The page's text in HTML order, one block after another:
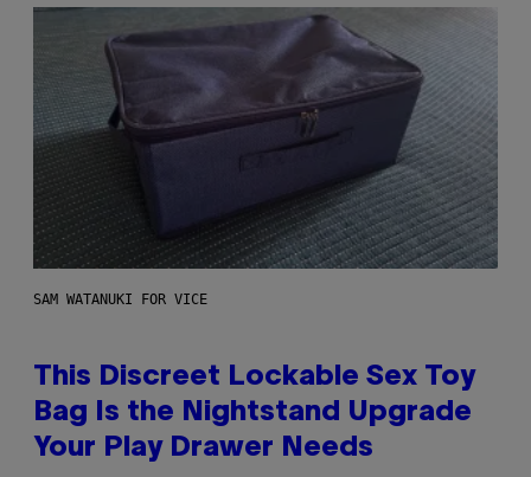
SAM WATANUKI FOR VICE
This Discreet Lockable Sex Toy
Bag Is the Nightstand Upgrade
Your Play Drawer Needs